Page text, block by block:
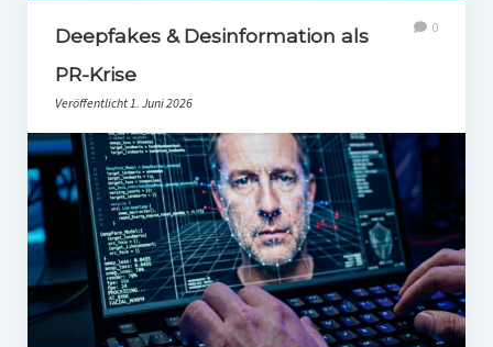
Deepfakes & Desinformation als
PR-Krise
Veröffentlicht 1. Juni 2026
0